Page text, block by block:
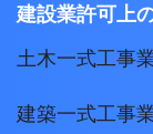
建設業許可上
土木一式工事
建築一式工事